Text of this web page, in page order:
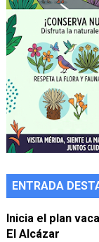
ENTRADA
Inicia el plan
El Alcázar